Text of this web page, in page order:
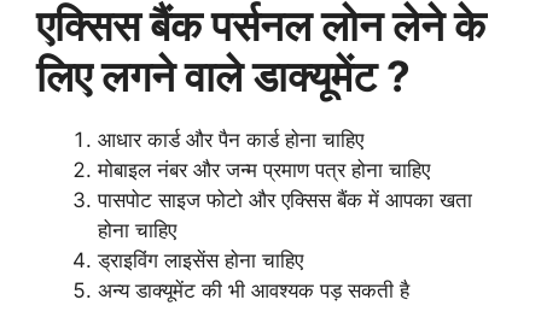
एक्सिस बैंक पर्सनल लोन लेने के
लिए लगने वाले डाक्यूमेंट ?
आधार कार्ड और पैन कार्ड होना चाहिए
मोबाइल नंबर और जन्म प्रमाण पत्र होना चाहिए
पासपोट साइज फोटो और एक्सिस बैंक में आपका खता
होना चाहिए
ड्राइविंग लाइसेंस होना चाहिए
अन्य डाक्यूमेंट की भी आवश्यक पड़ सकती है